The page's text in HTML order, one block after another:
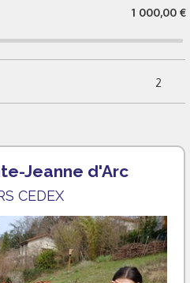
1 000,00 €
2
Jeanne d'Arc
CEDEX